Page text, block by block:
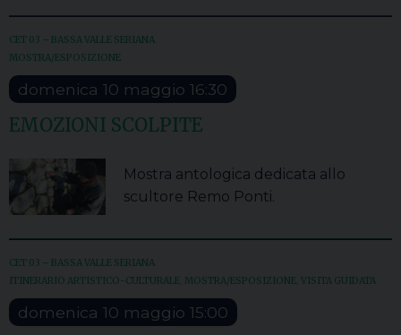
CET 03 – BASSA VALLE SERIANA
MOSTRA/ESPOSIZIONE
domenica 10 maggio 16:30
EMOZIONI SCOLPITE
Mostra antologica dedicata allo
scultore Remo Ponti.
CET 03 – BASSA VALLE SERIANA
ITINERARIO ARTISTICO-CULTURALE MOSTRA/ESPOSIZIONE VISITA GUIDATA
domenica 10 maggio 15:00